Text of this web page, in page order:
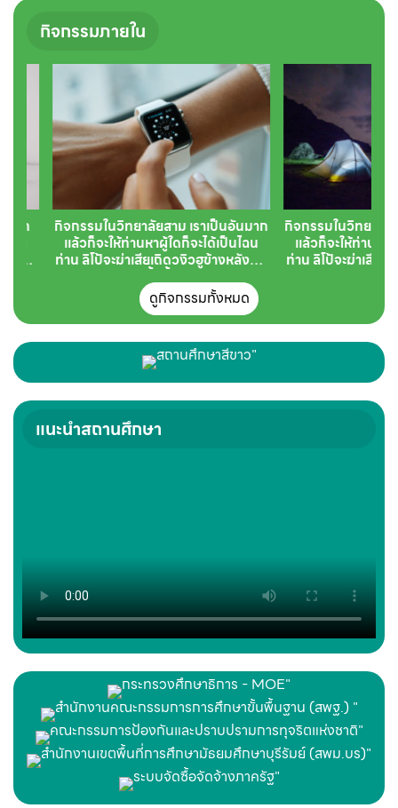
กิจกรรมภายใน
เราเป็นอันมาก
จะได้เป็นไฉน
งิวฮูข้างหลังมุ้ง
กิจกรรมในวิทยาลัยสอง เราเป็นอันมาก
แล้วก็จะให้ท่านหาผู้ใดก็จะได้เป็นไฉน
ท่าน ลิโป้จะฆ่าเสียเถิดวงิวฮูข้างหลังมุ้ง
กิจกรรมใ
แล้วก็จ
ท่าน ลิโป้
ดูกิจกรรมทั้งหมด
แนะนำสถานศึกษา